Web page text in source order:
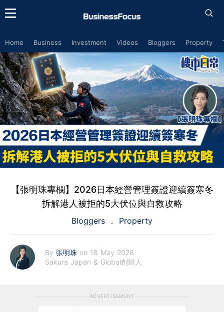
Home Business Investment Videos Bloggers Property
【張明珠專欄】2026日本經營管理簽證迎續簽寒冬
拆解港人被拒的5大伏位與自救攻略
Bloggers Property
By 張明珠 on 18 May 2026
Sakura Japan & Global創辦人
ADVERTISEMENT